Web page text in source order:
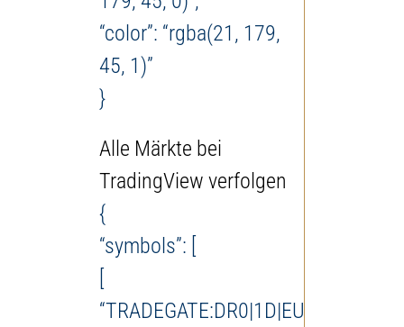
“color”: “rgba(21, 179,
45, 1)”
}
Alle Märkte bei
TradingView verfolgen
{
“symbols”: [
“TRADEGATE:DR0|1D|EUR”